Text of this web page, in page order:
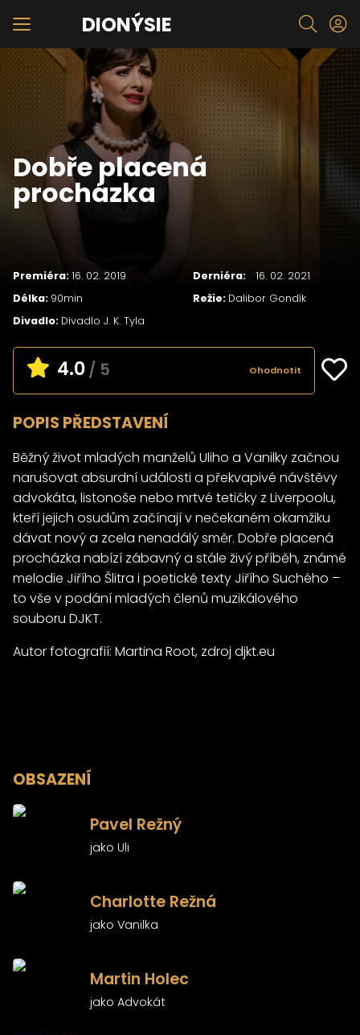
DIONÝSIE
Dobře placená
procházka
4.0/ 5 Ohodnotit
Premiéra:16. 02. 2019 Derniéra:
16. 02. 2021
Délka: 90min Režie: Dalibor Gondík
Divadlo: Divadlo J. K. Tyla
POPIS PŘEDSTAVENÍ
Běžný život mladých manželů Uliho a Vanilky začnou
narušovat absurdní události a překvapivé návštěvy
advokáta, listonoše nebo mrtvé tetičky z Liverpoolu,
kteří jejich osudům začínají v nečekaném okamžiku
dávat nový a zcela nenadálý směr. Dobře placená
procházka nabízí zábavný a stále živý příběh, známé
melodie Jiřího Šlitra i poetické texty Jiřího Suchého –
to vše v podání mladých členů muzikálového
souboru DJKT.
Autor fotografií: Martina Root, zdroj djkt.eu
OBSAZENÍ
) Pavel Režný
jako Uli
) Charlotte Režná
jako Vanilka
) Martin Holec
jako Advokát